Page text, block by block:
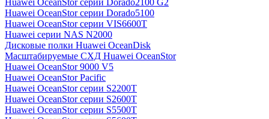
Huawei OceanStor серии Dorado2100 G2
Huawei OceanStor серии Dorado5100
Huawei OceanStor серии VIS6600T
Huawei серии NAS N2000
Дисковые полки Huawei OceanDisk
Масштабируемые СХД Huawei OceanStor
Huawei OceanStor 9000 V5
Huawei OceanStor Pacific
Huawei OceanStor серии S2200T
Huawei OceanStor серии S2600T
Huawei OceanStor серии S5500T